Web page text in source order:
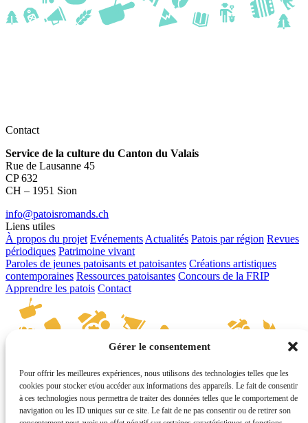
Gérer le consentement
Pour offrir les meilleures expériences, nous utilisons des technologies telles que les
cookies pour stocker et/ou accéder aux informations des appareils. Le fait de consentir
à ces technologies nous permettra de traiter des données telles que le comportement de
navigation ou les ID uniques sur ce site. Le fait de ne pas consentir ou de retirer son
Contact
Service de la culture du Canton du Valais
Rue de Lausanne 45
CP 632
CH – 1951 Sion
info@patoisromands.ch
Liens utiles
À propos du projet Evénements Actualités Patois par région Revues
périodiques Patrimoine vivant
Paroles de jeunes patoisants et patoisantes Créations artistiques
contemporaines Ressources patoisantes Concours de la FRIP
Apprendre les patois Contact
© Les patois romands 2026 - Service de la culture du canton du
Valais
powered bytokiwi